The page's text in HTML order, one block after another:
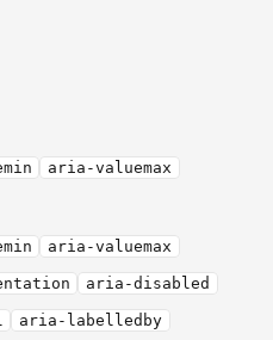
aria-valuemax
aria-valuemax
aria-disabled
aria-labelledby